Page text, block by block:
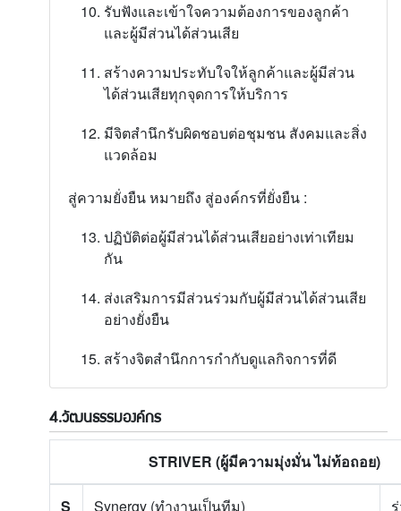
รับฟังและเข้าใจความต้องการของลูกค้า
และผู้มีส่วนได้ส่วนเสีย
สร้างความประทับใจให้ลูกค้าและผู้มีส่วน
ได้ส่วนเสียทุกจุดการให้บริการ
มีจิตสำนึกรับผิดชอบต่อชุมชน สังคมและสิ่ง
แวดล้อม
สู่ความยั่งยืน หมายถึง สู่องค์กรที่ยั่งยืน :
ปฏิบัติต่อผู้มีส่วนได้ส่วนเสียอย่างเท่าเทียม
กัน
ส่งเสริมการมีส่วนร่วมกับผู้มีส่วนได้ส่วนเสีย
อย่างยั่งยืน
สร้างจิตสำนึกการกำกับดูแลกิจการที่ดี
4.วัฒนธรรมองค์กร
STRIVER (ผู้มีความมุ่งมั่น ไม่ท้อถอย)
S Synergy (ทำงานเป็นทีม)